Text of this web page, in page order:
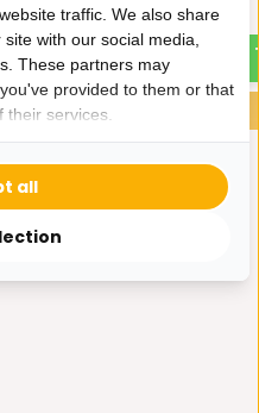
99,-
traffic. We also share
with our social media,
These partners may
provided to them or that
services.
all